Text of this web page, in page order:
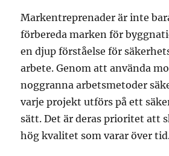
Markentreprenader är inte
förbereda marken för
en djup förståelse för
arbete. Genom att använda
noggranna arbetsmetoder
varje projekt utförs på ett
sätt. Det är deras prioritet att
hög kvalitet som varar över